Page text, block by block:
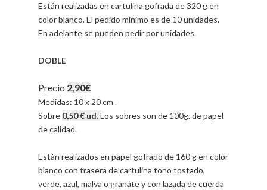
Están realizadas en cartulina gofrada de 320 g en
color blanco. El pedido mínimo es de 10 unidades.
En adelante se pueden pedir por unidades.
DOBLE
Precio 2,90€
Medidas: 10 x 20 cm .
Sobre 0,50 € ud.Los sobres son de 100g. de papel
de calidad.
Están realizados en papel gofrado de 160 g en color
blanco con trasera de cartulina tono tostado,
verde, azul, malva o granate y con lazada de cuerda